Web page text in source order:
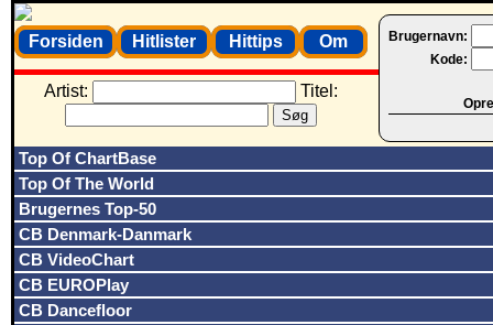
Brugernavn:
Kode:
Forsiden Hitlister Hittips Om
Artist: Titel:
Top Of ChartBase
Top Of The World
Brugernes Top-50
CB Denmark-Danmark
CB VideoChart
CB EUROPlay
CB Dancefloor